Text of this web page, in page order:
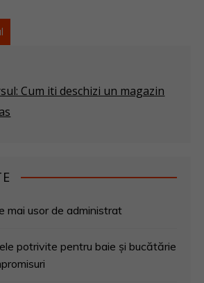
Cum iti deschizi un magazin
mai usor de administrat
potrivite pentru baie și bucătărie